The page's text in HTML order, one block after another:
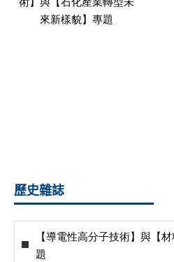
來新樣貌】專題
歷史雜誌
【導電性高分子技術】與【
題